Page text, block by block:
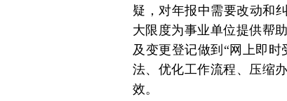
疑，对年报中需要改动和
大限度为事业单位提供帮
及变更登记做到“网上即
法、优化工作流程、压缩
效。